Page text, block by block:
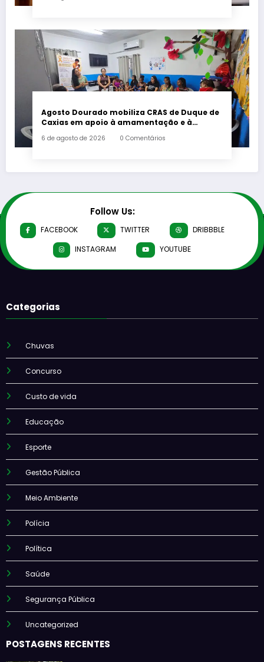
Agosto Dourado mobiliza CRAS de Duque de
Caxias em apoio à amamentação e à
6 de agosto de 2026 0 Comentários
Follow Us:
FACEBOOK TWITTER
DRIBBBLE
INSTAGRAM
YOUTUBE
Categorias
Chuvas
Concurso
Custo de vida
Educação
Esporte
Gestão Pública
Meio Ambiente
Polícia
Política
Saúde
Segurança Pública
Uncategorized
POSTAGENS RECENTES